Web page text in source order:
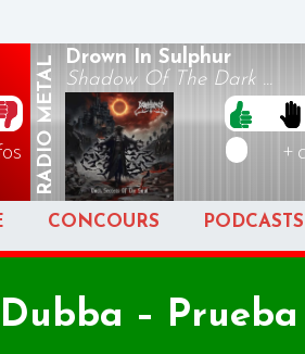
RADIO
METAL Drown In Sulphur
Shadow Of The Dark ...
+
CONCOURS PODCASTS
–